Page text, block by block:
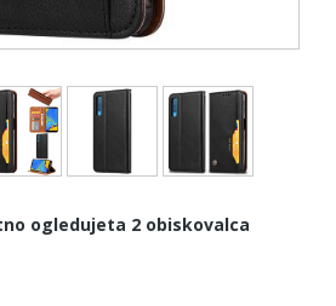
ogledujeta 2 obiskovalca